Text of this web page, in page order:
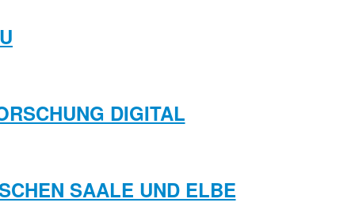
DIGITAL
SAALE UND ELBE